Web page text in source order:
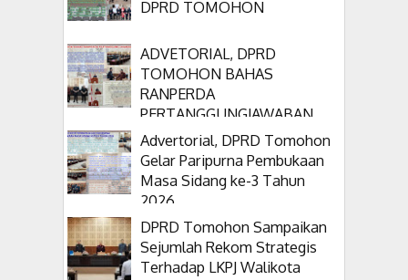
DPRD TOMOHON
ADVETORIAL, DPRD
TOMOHON BAHAS
RANPERDA
PERTANGGUNGJAWABAN
APBD 2025
Advertorial, DPRD Tomohon
Gelar Paripurna Pembukaan
Masa Sidang ke-3 Tahun
2026
DPRD Tomohon Sampaikan
Sejumlah Rekom Strategis
Terhadap LKPJ Walikota